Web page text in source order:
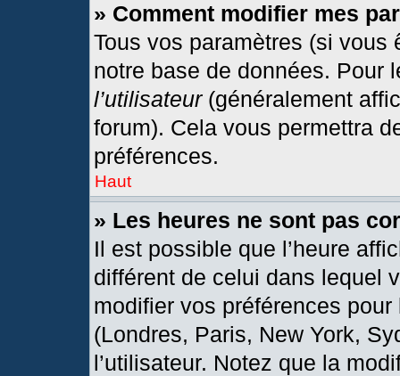
» Comment modifier mes
Tous vos paramètres (si
notre base de données. Pour
l’utilisateur(généralement
forum). Cela vous permettra
préférences.
Haut
» Les heures ne sont pas
Il est possible que l’heure
différent de celui dans lequel
modifier vos préférences
(Londres, Paris, New York,
l’utilisateur. Notez que la